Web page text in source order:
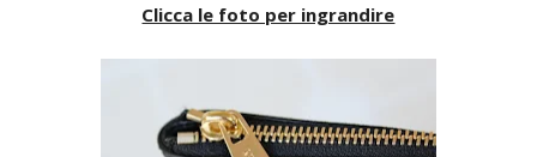
Clicca le foto per ingrandire